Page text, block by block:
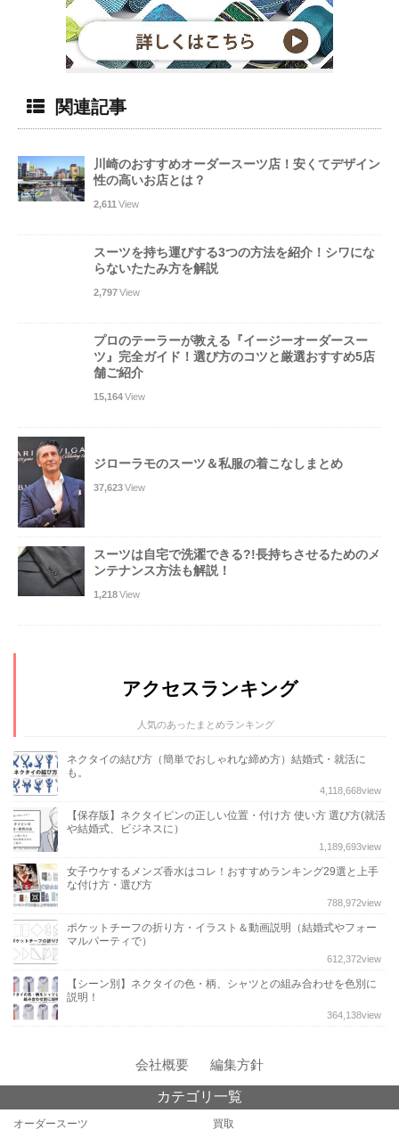
関連記事
川崎のおすすめオーダースーツ店！安くてデザイン
性の高いお店とは？
2,611 View
スーツを持ち運びする3つの方法を紹介！シワにな
らないたたみ方を解説
2,797View
プロのテーラーが教える『イージーオーダースー
ツ』完全ガイド！選び方のコツと厳選おすすめ5店
舗ご紹介
15,164View
ジローラモのスーツ＆私服の着こなしまとめ
37,623View
スーツは自宅で洗濯できる?!長持ちさせるためのメ
ンテナンス方法も解説！
1,218View
アクセスランキング
人気のあったまとめランキング
ネクタイの結び方（簡単でおしゃれな締め方）結婚式・就活に
も。
4,118,668view
【保存版】ネクタイピンの正しい位置・付け方 使い方 選び方(就活
や結婚式、ビジネスに）
1,189,693view
女子ウケするメンズ香水はコレ！おすすめランキング29選と上手
な付け方・選び方
788,972view
ポケットチーフの折り方・イラスト＆動画説明（結婚式やフォー
マルパーティで）
612,372view
【シーン別】ネクタイの色・柄、シャツとの組み合わせを色別に
説明！
364,138view
会社概要 編集方針
カテゴリ一覧
オーダースーツ 買取